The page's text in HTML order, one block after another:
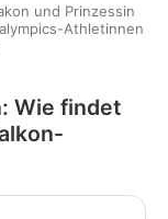
und Prinzessin
Athletinnen
Wie findet